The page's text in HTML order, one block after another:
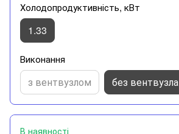
Холодопродуктивність, кВт
1.33
Виконання
з вентвузлом без вентвузла
В наявності